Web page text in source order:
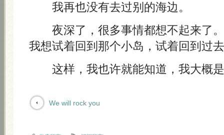
我再也没有去过别的海边。
夜深了，很多事情都想不起来了。
我想试着回到那个小岛，试着回到过
这样，我也许就能知道，我大概
We will rock you